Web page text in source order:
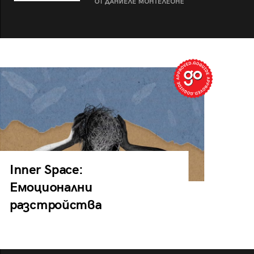
ОТ ДАНИЕЛЕ МОНТЕЛЕОНЕ
Inner Space:
Емоционални
разстройства